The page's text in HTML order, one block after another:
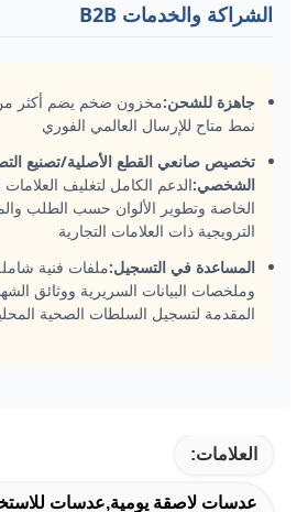
الشراكة والخدمات B2B
جاهزة للشحن:
نمط متاح للإرسال العالمي الفوري
تخصيص صانعي القطع الأصلية/تصنيع
الشخصي:الدعم الكامل لتغليف العلامات
الخاصة وتطوير الألوان حسب الطلب
الترويجية ذات العلامات التجارية
المساعدة في التسجيل:ملفات فنية
وملخصات البيانات السريرية ووثائق
المقدمة لتسجيل السلطات الصحية
العلامات:
عدسات لاصقة يومية,عدسات